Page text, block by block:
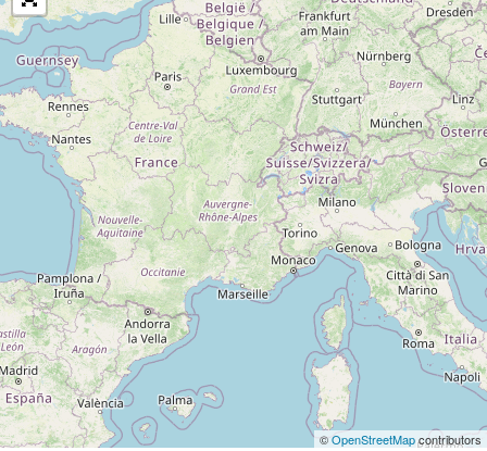
©OpenStreetMapcontributors